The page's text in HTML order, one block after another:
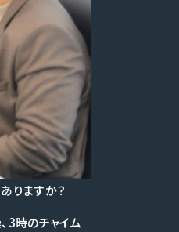
りますか？
3時のチャイム